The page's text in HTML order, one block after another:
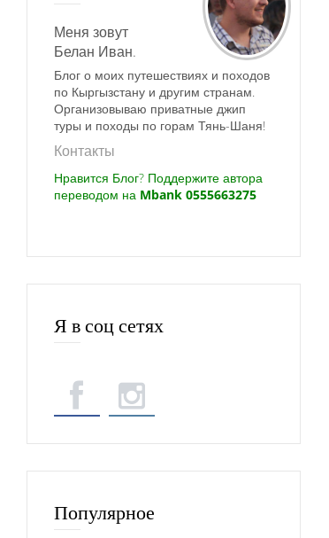
Меня зовут
Белан Иван.
Блог о моих путешествиях и походов
по Кыргызстану и другим странам.
Организовываю приватные джип
туры и походы по горам Тянь-Шаня!
Контакты
Нравится Блог? Поддержите автора
переводом на Mbank 0555663275
Я в соц сетях
Популярное